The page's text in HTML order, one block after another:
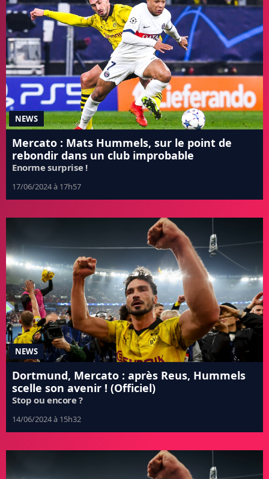
NEWS
Mercato : Mats Hummels, sur le point de
rebondir dans un club improbable
Enorme surprise !
17/06/2024 à 17h57
NEWS
Dortmund, Mercato : après Reus, Hummels
scelle son avenir ! (Officiel)
Stop ou encore ?
14/06/2024 à 15h32